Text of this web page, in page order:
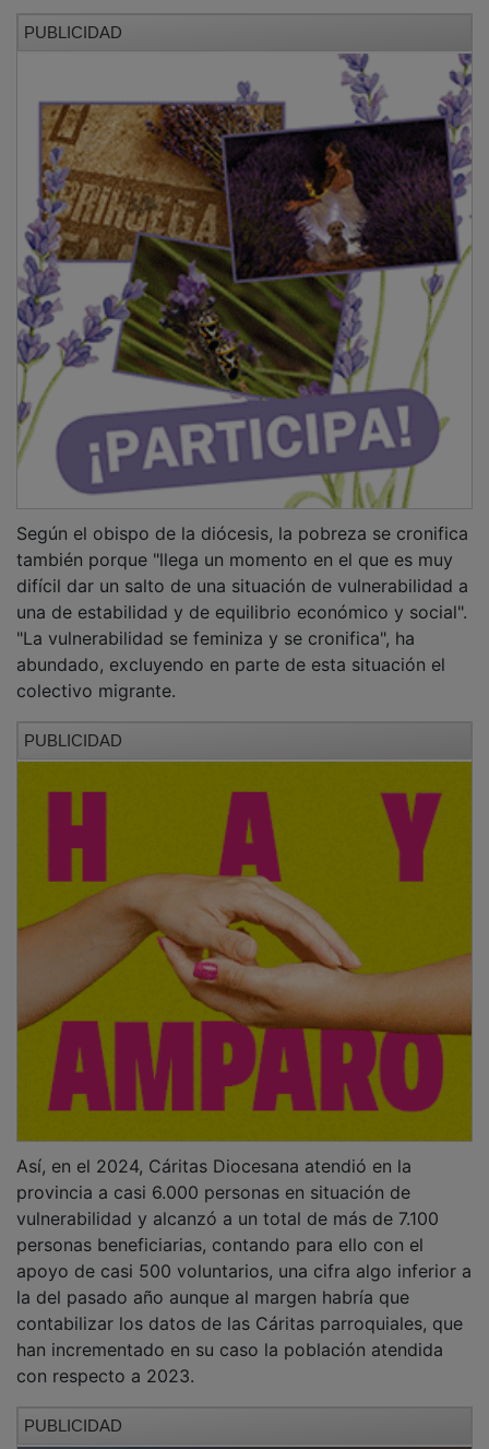
PUBLICIDAD
Según el obispo de la diócesis, la pobreza se cronifica
también porque "llega un momento en el que es muy
difícil dar un salto de una situación de vulnerabilidad a
una de estabilidad y de equilibrio económico y social".
"La vulnerabilidad se feminiza y se cronifica", ha
abundado, excluyendo en parte de esta situación el
colectivo migrante.
PUBLICIDAD
Así, en el 2024, Cáritas Diocesana atendió en la
provincia a casi 6.000 personas en situación de
vulnerabilidad y alcanzó a un total de más de 7.100
personas beneficiarias, contando para ello con el
apoyo de casi 500 voluntarios, una cifra algo inferior a
la del pasado año aunque al margen habría que
contabilizar los datos de las Cáritas parroquiales, que
han incrementado en su caso la población atendida
con respecto a 2023.
PUBLICIDAD